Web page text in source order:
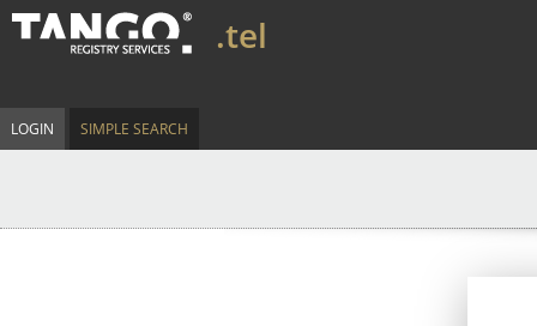
.tel
LOGIN SIMPLE SEARCH